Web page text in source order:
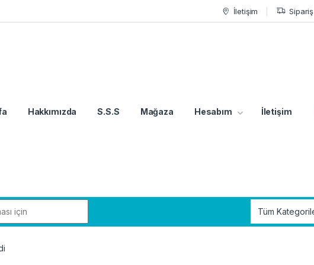
İletişim Sipariş
Hakkımızda S.S.S Mağaza Hesabım İletişim